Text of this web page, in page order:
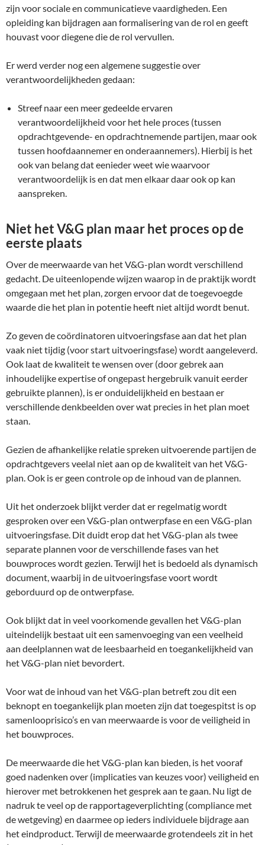
zijn voor sociale en communicatieve vaardigheden. Een
opleiding kan bijdragen aan formalisering van de rol en geeft
houvast voor diegene die de rol vervullen.
Er werd verder nog een algemene suggestie over
verantwoordelijkheden gedaan:
Streef naar een meer gedeelde ervaren
verantwoordelijkheid voor het hele proces (tussen
opdrachtgevende- en opdrachtnemende partijen, maar ook
tussen hoofdaannemer en onderaannemers). Hierbij is het
ook van belang dat eenieder weet wie waarvoor
verantwoordelijk is en dat men elkaar daar ook op kan
aanspreken.
Niet het V&G plan maar het proces op de
eerste plaats
Over de meerwaarde van het V&G-plan wordt verschillend
gedacht. De uiteenlopende wijzen waarop in de praktijk wordt
omgegaan met het plan, zorgen ervoor dat de toegevoegde
waarde die het plan in potentie heeft niet altijd wordt benut.
Zo geven de coördinatoren uitvoeringsfase aan dat het plan
vaak niet tijdig (voor start uitvoeringsfase) wordt aangeleverd.
Ook laat de kwaliteit te wensen over (door gebrek aan
inhoudelijke expertise of ongepast hergebruik vanuit eerder
gebruikte plannen), is er onduidelijkheid en bestaan er
verschillende denkbeelden over wat precies in het plan moet
staan.
Gezien de afhankelijke relatie spreken uitvoerende partijen de
opdrachtgevers veelal niet aan op de kwaliteit van het V&G-
plan. Ook is er geen controle op de inhoud van de plannen.
Uit het onderzoek blijkt verder dat er regelmatig wordt
gesproken over een V&G-plan ontwerpfase en een V&G-plan
uitvoeringsfase. Dit duidt erop dat het V&G-plan als twee
separate plannen voor de verschillende fases van het
bouwproces wordt gezien. Terwijl het is bedoeld als dynamisch
document, waarbij in de uitvoeringsfase voort wordt
geborduurd op de ontwerpfase.
Ook blijkt dat in veel voorkomende gevallen het V&G-plan
uiteindelijk bestaat uit een samenvoeging van een veelheid
aan deelplannen wat de leesbaarheid en toegankelijkheid van
het V&G-plan niet bevordert.
Voor wat de inhoud van het V&G-plan betreft zou dit een
beknopt en toegankelijk plan moeten zijn dat toegespitst is op
samenlooprisico’s en van meerwaarde is voor de veiligheid in
het bouwproces.
De meerwaarde die het V&G-plan kan bieden, is het vooraf
goed nadenken over (implicaties van keuzes voor) veiligheid en
hierover met betrokkenen het gesprek aan te gaan. Nu ligt de
nadruk te veel op de rapportageverplichting (compliance met
de wetgeving) en daarmee op ieders individuele bijdrage aan
het eindproduct. Terwijl de meerwaarde grotendeels zit in het